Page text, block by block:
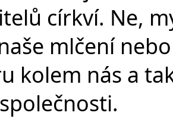
církví. Ne,
mlčení
kolem nás a